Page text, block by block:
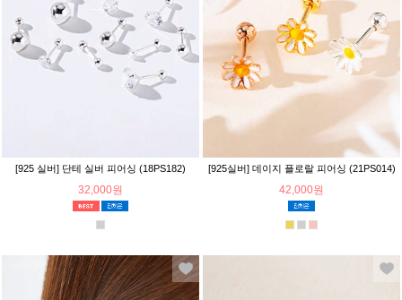
[925 실버] 단테 실버 피어싱 (18PS182)
32,000원
[925실버] 데이지 플로랄 피어싱 (21PS014)
42,000원